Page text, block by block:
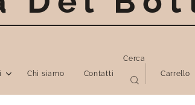
Chi siamo Contatti
Cerca
Carrello